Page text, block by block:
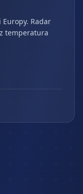
Radar
temperatura